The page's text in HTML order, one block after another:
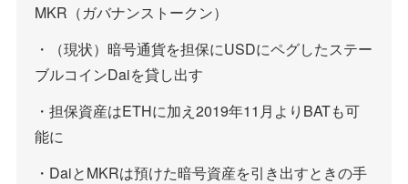
MKR（ガバナンストークン）
・（現状）暗号通貨を担保にUSDにペグしたステー
ブルコインDaiを貸し出す
・担保資産はETHに加え2019年11月よりBATも可
能に
・DaiとMKRは預けた暗号資産を引き出すときの手